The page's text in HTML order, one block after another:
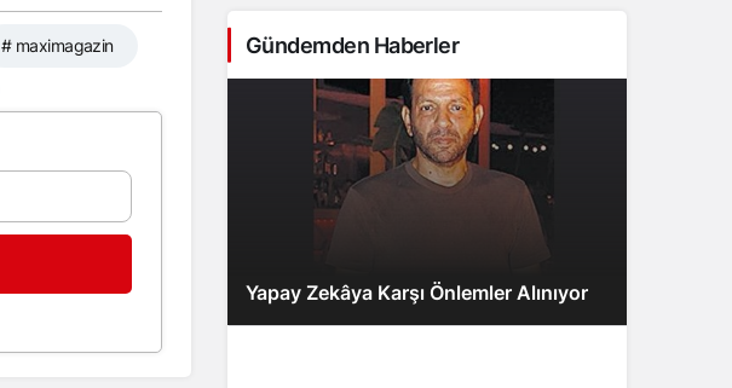
# maximagazin Gündemden Haberler
Yapay Zekâya Karşı Önlemler Alınıyor